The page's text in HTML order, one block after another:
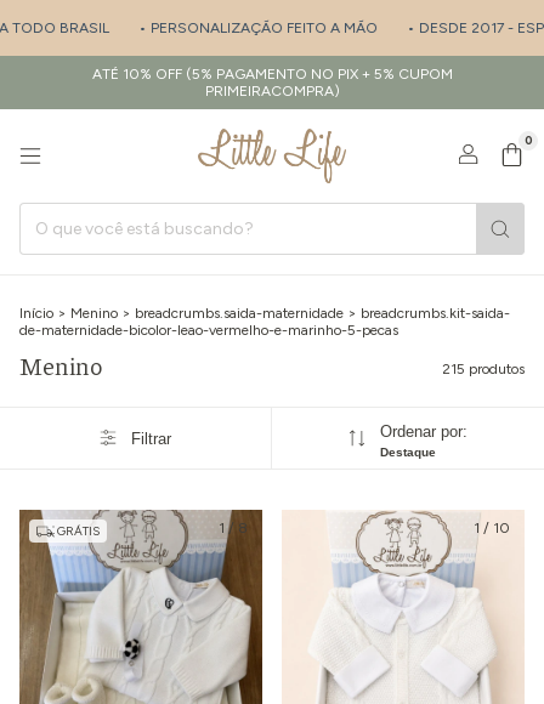
• PERSONALIZAÇÃO FEITO A MÃO • DESDE 2017 - ESPECIALISTA EM
ATÉ 10% OFF (5% PAGAMENTO NO PIX + 5% CUPOM
PRIMEIRACOMPRA)
0
Início > Menino > breadcrumbs.saida-maternidade > breadcrumbs.kit-saida-
de-maternidade-bicolor-leao-vermelho-e-marinho-5-pecas
Menino 215 produtos
Filtrar Ordenar por:
Destaque
1 / 8
GRÁTIS 1 / 10